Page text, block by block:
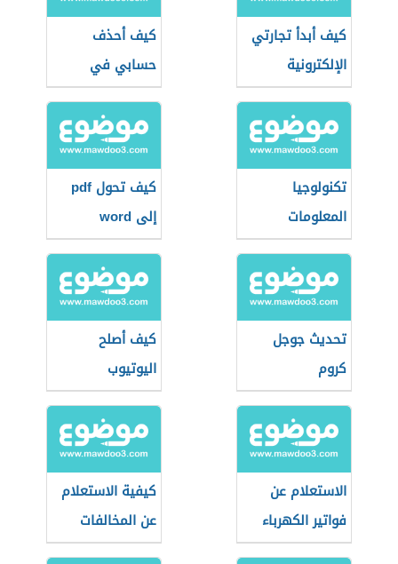
كيف أبدأ تجارتي
الإلكترونية
كيف أحذف
حسابي في
الإنستقرام
تكنولوجيا
المعلومات
كيف تحول pdf
إلى word
تحديث جوجل
كروم
كيف أصلح
اليوتيوب
الاستعلام عن
فواتير الكهرباء
في عمان
كيفية الاستعلام
عن المخالفات
المرورية في قطر